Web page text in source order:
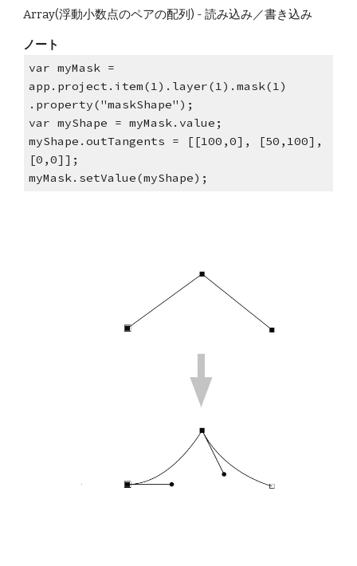
Array(浮動小数点のペアの配列) - 読み込み／書き込み
ノート
var myMask =
app.project.item(1).layer(1).mask(1)
.property("maskShape");
var myShape = myMask.value;
myShape.outTangents = [[100,0], [50,100],
[0,0]];
myMask.setValue(myShape);